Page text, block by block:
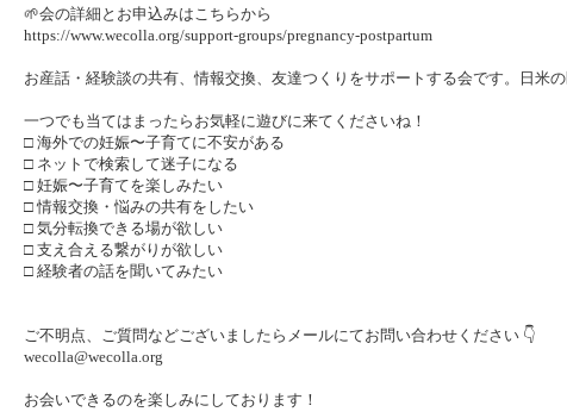
🌱会の詳細とお申込みはこちらから
https://www.wecolla.org/support-groups/pregnancy-postpartum
お産話・経験談の共有、情報交換、友達つくりをサポートする会です。日米
一つでも当てはまったらお気軽に遊びに来てくださいね！
□ 海外での妊娠〜子育てに不安がある
□ ネットで検索して迷子になる
□ 妊娠〜子育てを楽しみたい
□ 情報交換・悩みの共有をしたい
□ 気分転換できる場が欲しい
□ 支え合える繋がりが欲しい
□ 経験者の話を聞いてみたい
ご不明点、ご質問などございましたらメールにてお問い合わせください 👇
wecolla@wecolla.org
お会いできるのを楽しみにしております！